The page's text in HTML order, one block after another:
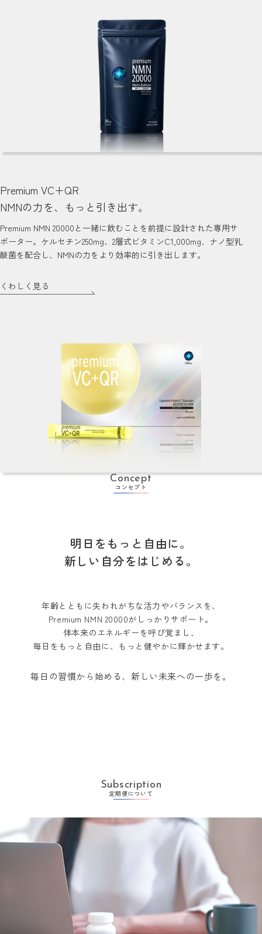
Premium VC+QR
NMNの力を、もっと引き出す。
Premium NMN 20000と一緒に飲むことを前提に設計された専用サ
ポーター。ケルセチン250mg、2層式ビタミンC1,000mg、ナノ型乳
酸菌を配合し、NMNの力をより効率的に引き出します。
くわしく見る
Concept
コンセプト
明日をもっと自由に。
新しい自分をはじめる。
年齢とともに失われがちな活力やバランスを、
Premium NMN 20000がしっかりサポート。
体本来のエネルギーを呼び覚まし、
毎日をもっと自由に、もっと健やかに輝かせます。
毎日の習慣から始める、新しい未来への一歩を。
Subscription
定期便について